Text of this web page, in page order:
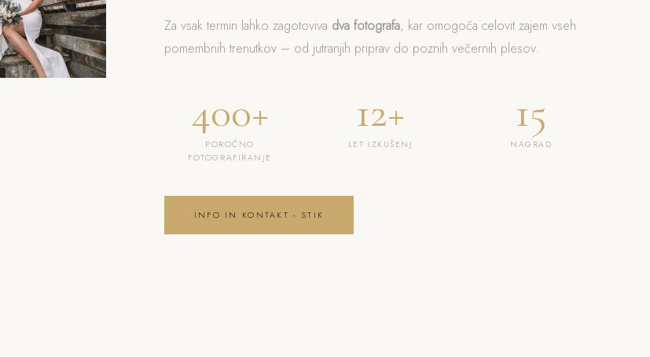
Za vsak termin lahko zagotoviva dva fotografa, kar omogoča celovit zajem vseh
pomembnih trenutkov – od jutranjih priprav do poznih večernih plesov.
400+
POROČNO
FOTOGRAFIRANJE
12+
LET IZKUŠENJ
15
NAGRAD
INFO IN KONTAKT - STIK